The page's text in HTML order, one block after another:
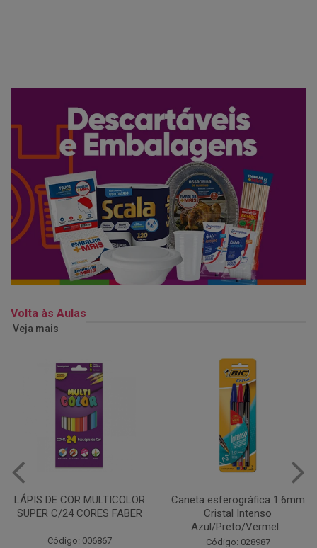
Volta às Aulas
Veja mais
LÁPIS DE COR MULTICOLOR
SUPER C/24 CORES FABER
Código: 006867
Caneta esferográfica 1.6mm
Cristal Intenso
Azul/Preto/Vermel...
Código: 028987